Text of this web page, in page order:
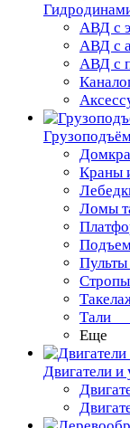
АВД с
АВД с
АВД с
Краны
Ломы
Пульты
Стропы
Тали
Еще
Двигатели